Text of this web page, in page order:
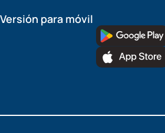
Versión para móvil